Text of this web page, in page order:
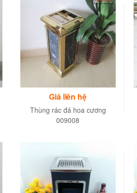
Giá liên hệ
Thùng rác đá hoa cương
009008